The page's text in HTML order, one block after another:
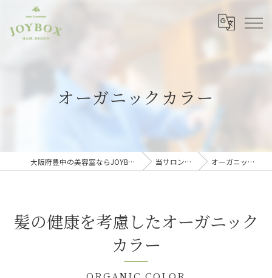
オーガニックカラー
大阪府豊中の美容室ならJOYBOX hair design 当サロンの特徴 オーガニックカラー
髪の健康を考慮したオーガニック
カラー